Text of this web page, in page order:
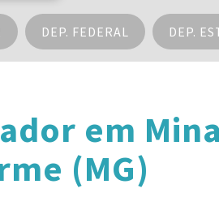
DEP. FEDERAL DEP.
em
(MG)